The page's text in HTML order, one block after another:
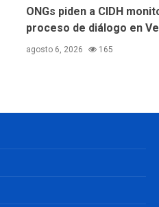
ONGs piden a CIDH
proceso de diálogo en
agosto 6, 2026 165